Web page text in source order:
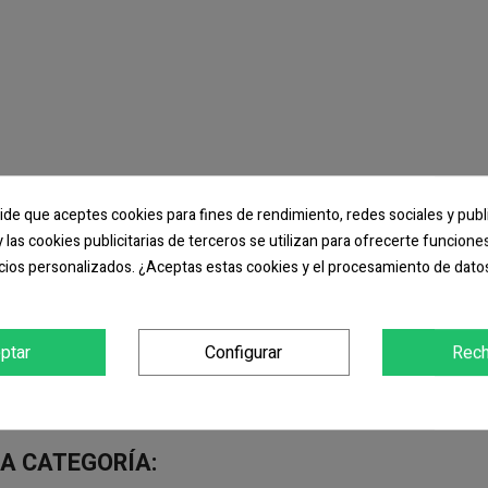
polar tupido con anti-pilling exterior, y perchado interior que
recta con cordón elástico y freno para mejor ajuste y
idóneos de marcaje: bordado, parches,
sudadera, chaleco, polos, chaqueta softshell, etc.
CATEGORÍA:
que aceptes cookies para fines de rendimiento, redes sociales y
las cookies publicitarias de terceros se utilizan para ofrecerte
personalizados. ¿Aceptas estas cookies y el procesamiento de
Configurar